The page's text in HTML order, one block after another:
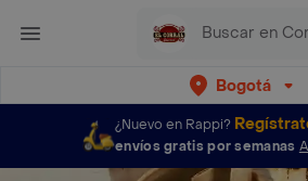
Bogotá
¿Nuevo en Rappi?
envíos gratis por semanas